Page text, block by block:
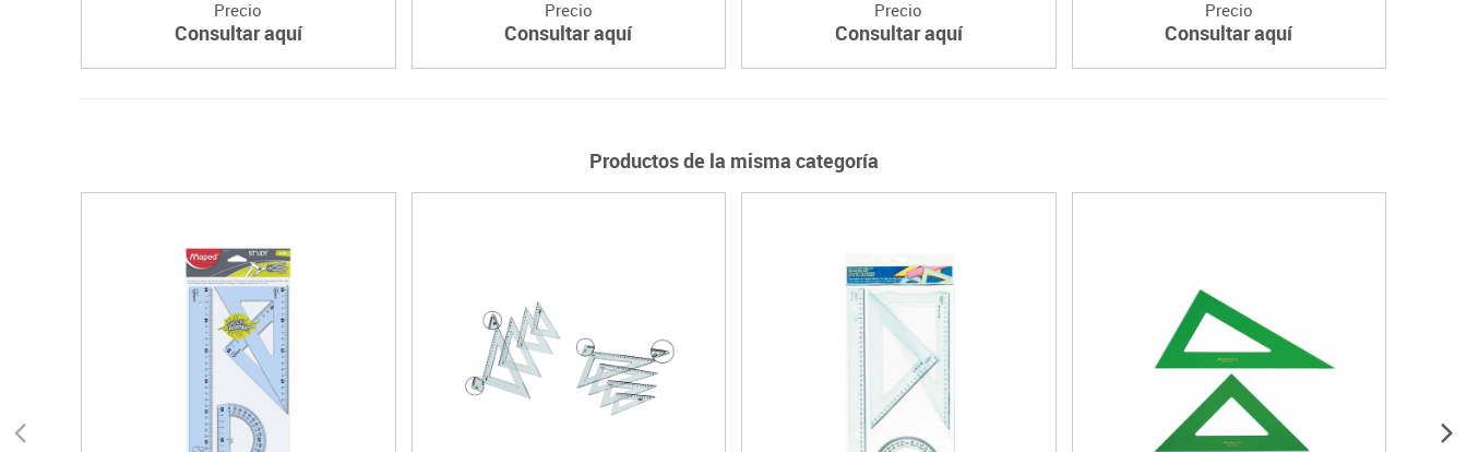
Precio
Consultar aquí
Precio
Consultar aquí
Precio
Consultar aquí
Precio
Consultar aquí
Productos de la misma categoría